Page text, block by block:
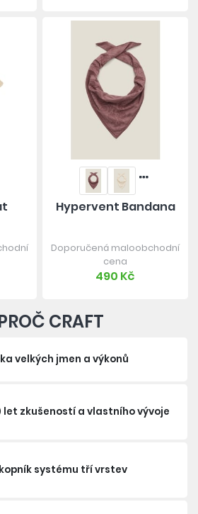
Hypervent Bandana
Doporučená maloobchodní
cena
490 Kč
CRAFT
velkých jmen a výkonů
let zkušeností a vlastního vývoje
systému tří vrstev